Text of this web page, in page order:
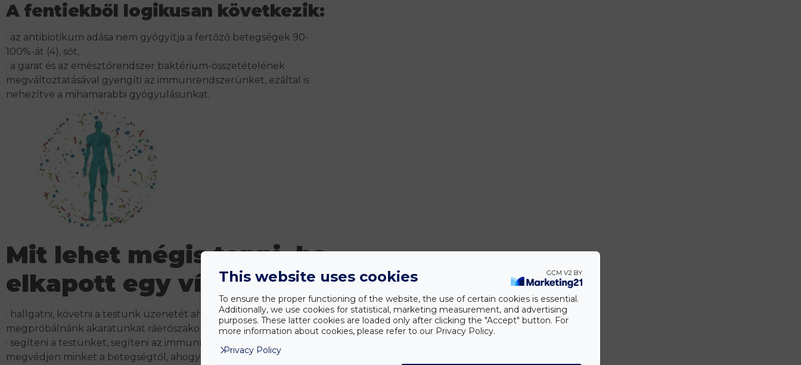
A fentiekből logikusan következik:
· az antibiotikum adása nem gyógyítja a fertőző betegségek 90-
100%-át (4), sőt,
· a garat és az emésztőrendszer baktérium-összetételének
megváltoztatásával gyengíti az immunrendszerünket, ezáltal is
nehezítve a mihamarabbi gyógyulásunkat.
Mit lehet mégis tenni, ha
elkapott egy vírus?
· hallgatni, követni a testünk üzenetét ahelyett, hogy
megpróbálnánk akaratunkat ráerőszakolni a testünkre,
· segíteni a testünket, segíteni az immunrendszerünket, hogy
megvédjen minket a betegségtől, ahogy teszi ezt már több tízezer
This website uses cookies
To ensure the proper functioning of the website, the use of certain cookies is essential.
Additionally, we use cookies for statistical, marketing measurement, and advertising
purposes. These latter cookies are loaded only after clicking the "Accept" button. For
more information about cookies, please refer to our Privacy Policy.
Privacy Policy